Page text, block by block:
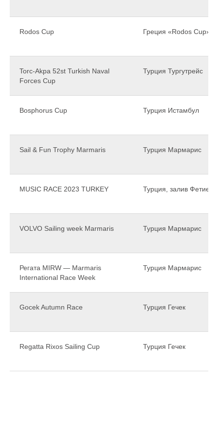
Rodos Cup Греция «Rodos Cup»
Torc-Akpa 52st Turkish Naval
Forces Cup
Турция Тургутрейс
Bosphorus Cup Турция Истамбул
Sail & Fun Trophy Marmaris Турция Мармарис
MUSIC RACE 2023 TURKEY Турция, залив Фетие
VOLVO Sailing week Marmaris Турция Мармарис
Регата MIRW — Marmaris
International Race Week
Турция Мармарис
Gocek Autumn Race Турция Гечек
Regatta Rixos Sailing Cup Турция Гечек